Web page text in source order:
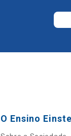
O Ensino